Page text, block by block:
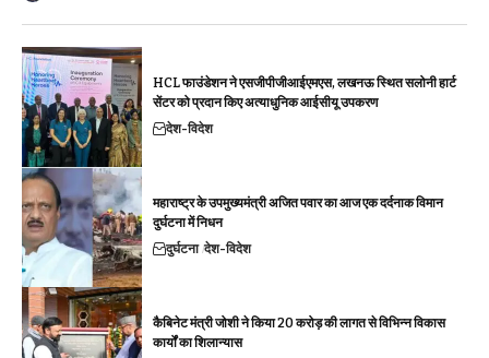
HCL फाउंडेशन ने एसजीपीजीआईएमएस, लखनऊ स्थित सलोनी हार्ट
सेंटर को प्रदान किए अत्याधुनिक आईसीयू उपकरण
देश-विदेश
महाराष्ट्र के उपमुख्यमंत्री अजित पवार का आज एक दर्दनाक विमान
दुर्घटना में निधन
दुर्घटना देश-विदेश
कैबिनेट मंत्री जोशी ने किया 20 करोड़ की लागत से विभिन्न विकास
कार्यों का शिलान्यास